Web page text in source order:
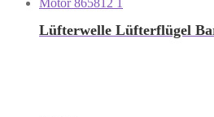
Lüfterwelle Lüfterflügel